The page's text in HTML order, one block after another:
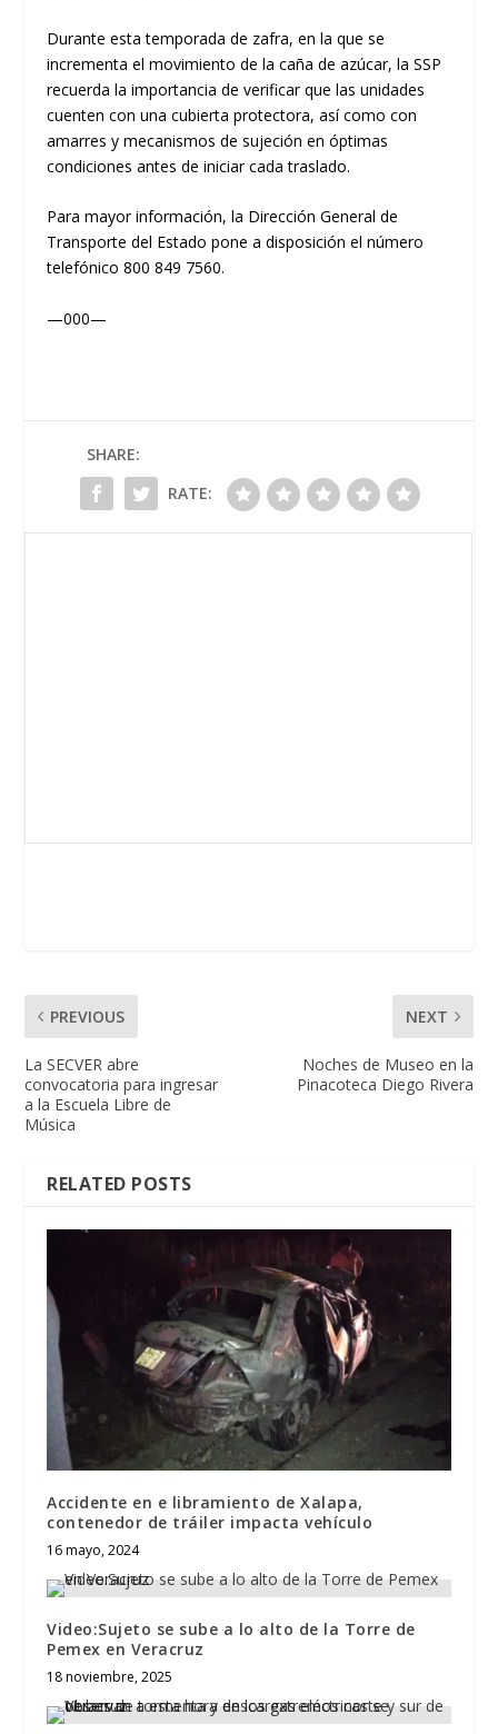
Durante esta temporada de zafra, en la que se
incrementa el movimiento de la caña de azúcar, la SSP
recuerda la importancia de verificar que las unidades
cuenten con una cubierta protectora, así como con
amarres y mecanismos de sujeción en óptimas
condiciones antes de iniciar cada traslado.
Para mayor información, la Dirección General de
Transporte del Estado pone a disposición el número
telefónico 800 849 7560.
—000—
SHARE:
RATE:
PREVIOUS
La SECVER abre
convocatoria para ingresar
a la Escuela Libre de
Música
NEXT
Noches de Museo en la
Pinacoteca Diego Rivera
RELATED POSTS
Accidente en e libramiento de Xalapa,
contenedor de tráiler impacta vehículo
16 mayo, 2024
Video:Sujeto se sube a lo alto de la Torre de
Pemex en Veracruz
18 noviembre, 2025